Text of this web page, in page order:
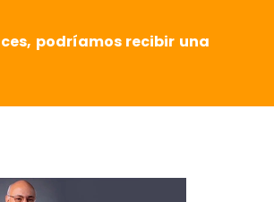
podríamos recibir una